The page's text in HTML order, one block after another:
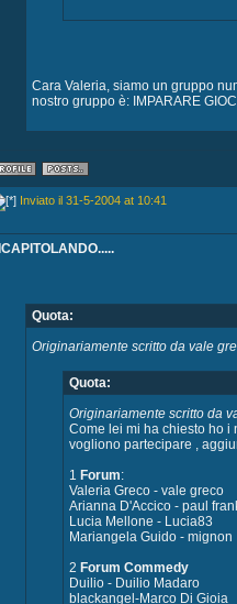
Cara Valeria, siamo un gruppo
nostro gruppo è: IMPARARE
Inviato il 31-5-2004 at 10:41
Quota:
Originariamente scritto da vale
Quota:
Originariamente scritto da
Come lei mi ha chiesto ho i
vogliono partecipare ,
1 Forum:
Valeria Greco - vale greco
Arianna D'Accico - paul
Lucia Mellone - Lucia83
Mariangela Guido - mignon
2 Forum Commedy
Duilio - Duilio Madaro
blackangel-Marco Di Gioia